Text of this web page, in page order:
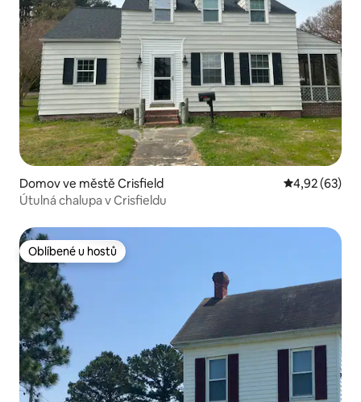
Domov ve městě Crisfield Průměrné
4,92 (63)
Útulná chalupa v Crisfieldu
Oblíbené u hostů
Oblíbené u hostů